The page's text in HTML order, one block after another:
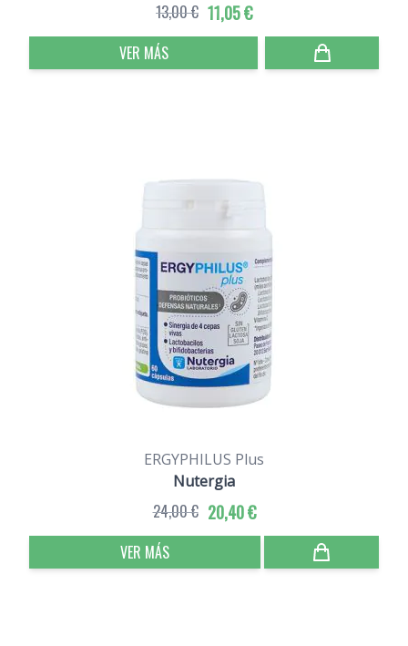
11,05 €
13,00 €
VER MÁS
ERGYPHILUS Plus
Nutergia
20,40 €
24,00 €
VER MÁS